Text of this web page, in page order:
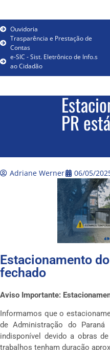
Ouvidoria
Trasparência e Prestação de
Contas
e-SIC - Sist. Eletrônico de Info.s
ao Cidadão
PR
Adriane Werner 06/05/
Estacionamento
fechado
Aviso Importante:
Informamos que o
de Administração do Paraná
indisponível devido a obras
trabalhos tenham duração